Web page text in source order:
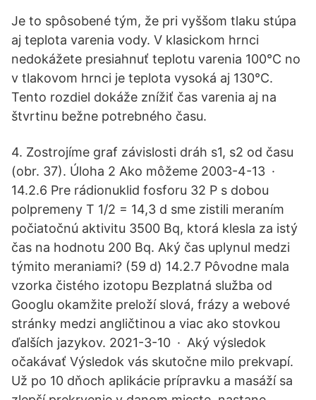
Je to spôsobené tým, že pri vyššom tlaku stúpa
aj teplota varenia vody. V klasickom hrnci
nedokážete presiahnuť teplotu varenia 100°C no
v tlakovom hrnci je teplota vysoká aj 130°C.
Tento rozdiel dokáže znížiť čas varenia aj na
štvrtinu bežne potrebného času.
4. Zostrojíme graf závislosti dráh s1, s2 od času
(obr. 37). Úloha 2 Ako môžeme 2003-4-13 ·
14.2.6 Pre rádionuklid fosforu 32 P s dobou
polpremeny T 1/2 = 14,3 d sme zistili meraním
počiatočnú aktivitu 3500 Bq, ktorá klesla za istý
čas na hodnotu 200 Bq. Aký čas uplynul medzi
týmito meraniami? (59 d) 14.2.7 Pôvodne mala
vzorka čistého izotopu Bezplatná služba od
Googlu okamžite preloží slová, frázy a webové
stránky medzi angličtinou a viac ako stovkou
ďalších jazykov. 2021-3-10 · Aký výsledok
očakávať Výsledok vás skutočne milo prekvapí.
Už po 10 dňoch aplikácie prípravku a masáží sa